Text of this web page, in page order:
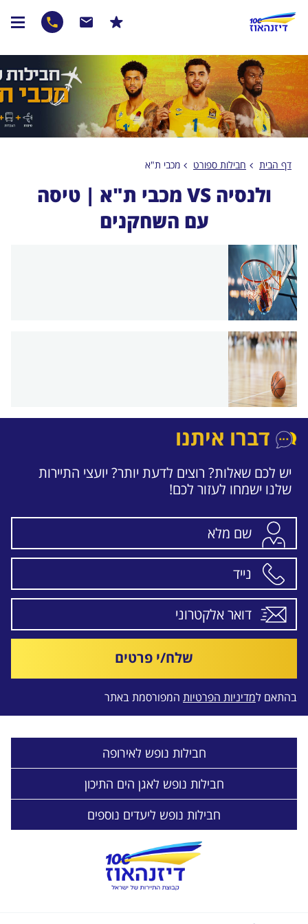
דף הבית חבילות ספורט מכבי ת"א
ולנסיה VS מכבי ת"א | טיסה
עם השחקנים
דברו איתנו
יש לכם שאלות? רוצים לדעת יותר? יועצי התיירות
שלנו ישמחו לעזור לכם!
שלח/י פרטים
בהתאם למדיניות הפרטיות המפורסמת באתר
חבילות נופש לאירופה
חבילות נופש לאגן הים התיכון
חבילות נופש ליעדים נוספים